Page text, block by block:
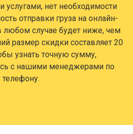
услугами, нет необходимости
отправки груза на онлайн-
любом случае будет ниже, чем
размер скидки составляет 20
узнать точную сумму,
с нашими менеджерами по
телефону.